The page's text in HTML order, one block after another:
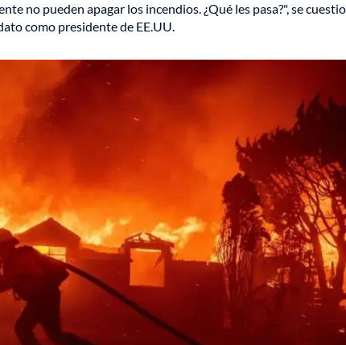
no pueden apagar los incendios. ¿Qué les pasa?", se
como presidente de EE.UU.